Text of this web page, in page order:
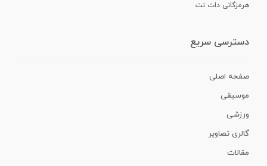
هرمزگانی دات نت
دسترسی سریع
صفحه اصلی
موسیقی
ورزشی
گالری تصاویر
مقالات